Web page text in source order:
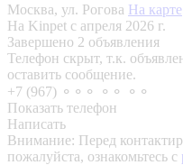
Москва, ул. Рогова На карте
На Kinpet c апреля 2026 г.
Завершено 2 объявления
Телефон скрыт, т.к.
оставить сообщение.
+7 (967) ⚬⚬⚬ ⚬⚬ ⚬⚬
Показать телефон
Написать
Внимание: Перед
пожалуйста, ознакомьтесь с